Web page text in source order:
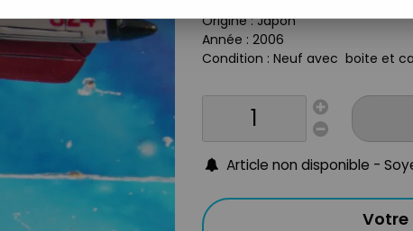
Origine : Japon
Année : 2006
Condition : Neuf avec boite et
Article non disponible -
Votre